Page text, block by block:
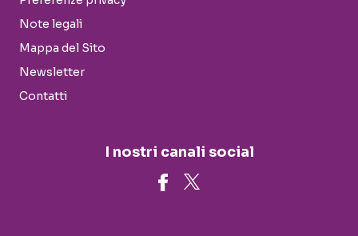
Note legali
Mappa del Sito
Newsletter
Contatti
I nostri canali social